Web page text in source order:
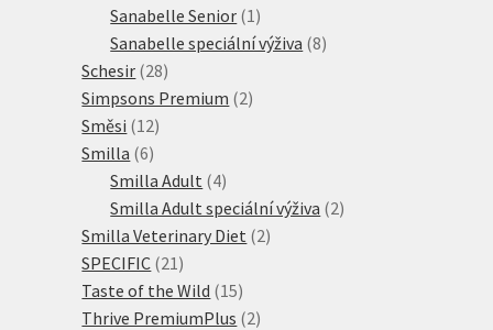
produkt
Sanabelle Senior 1 1
produkt
Sanabelle speciální výživa 88
Schesir 2828
produktů
Simpsons Premium 22
Směsi 1212
Smilla 66
produktů
Smilla Adult 44
produkty
Smilla Adult speciální výživa 22
Smilla Veterinary Diet 22
SPECIFIC 21 21
produktů
Taste of the Wild 1515
produktů
Thrive PremiumPlus 22